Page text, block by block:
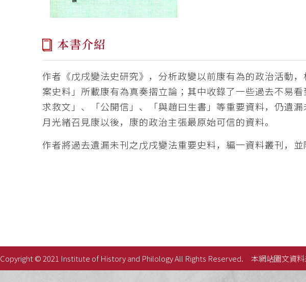
本書介紹
作者《戊戌變法史研究》，分析政變以前康有為的政治活動
案史料」所載康有為真奏摺立論；其中收錄了一些過去不易
求救文」、「公開信」、「與趙曰生書」等重要資料，仍遺
月光緒召見康以後，康的政治主張最原始可信的資料。
作者將過去遺漏未刊之戊戌變法重要史料，編一資料叢刊，
Copyright © 2021 Institute of History and Philology All Rights Reserved. 本網站圖文資